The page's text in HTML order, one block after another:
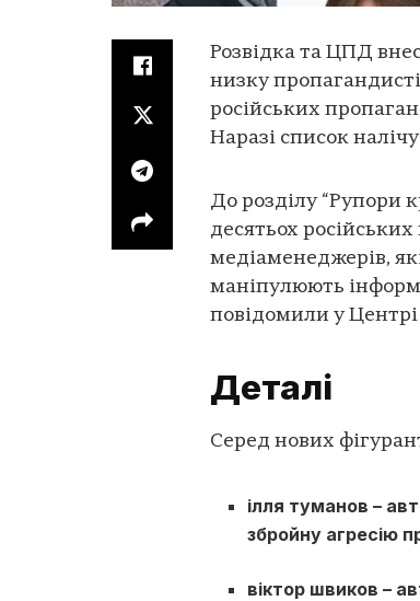
Розвідка та ЦПД
низку
російських
Наразі список
До розділу “Рупори
десятьох російських
медіаменеджерів,
маніпулюють
повідомили у
Деталі
Серед нових
ілля туманов –
збройну агресію
віктор швиков –